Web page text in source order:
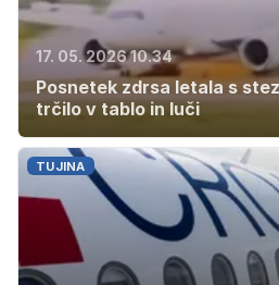
17. 05. 2026 10.34
Posnetek zdrsa letala s
trčilo v tablo in luči
TUJINA